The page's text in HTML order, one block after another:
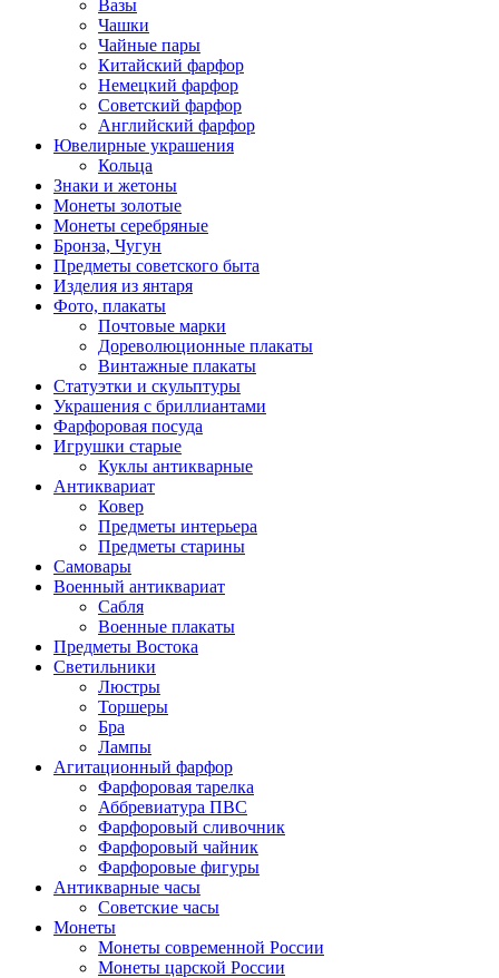
Вазы
Чашки
Чайные пары
Китайский фарфор
Немецкий фарфор
Советский фарфор
Английский фарфор
Ювелирные украшения
Кольца
Знаки и жетоны
Монеты золотые
Монеты серебряные
Бронза, Чугун
Предметы советского быта
Изделия из янтаря
Фото, плакаты
Почтовые марки
Дореволюционные плакаты
Винтажные плакаты
Статуэтки и скульптуры
Украшения с бриллиантами
Фарфоровая посуда
Игрушки старые
Куклы антикварные
Антиквариат
Ковер
Предметы интерьера
Предметы старины
Самовары
Военный антиквариат
Сабля
Военные плакаты
Предметы Востока
Светильники
Люстры
Торшеры
Бра
Лампы
Агитационный фарфор
Фарфоровая тарелка
Аббревиатура ПВС
Фарфоровый сливочник
Фарфоровый чайник
Фарфоровые фигуры
Антикварные часы
Советские часы
Монеты
Монеты современной России
Монеты царской России